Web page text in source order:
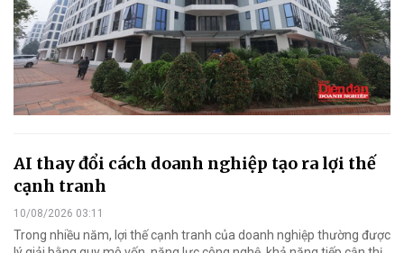
AI thay đổi cách doanh nghiệp tạo ra lợi thế
cạnh tranh
10/08/2026 03:11
Trong nhiều năm, lợi thế cạnh tranh của doanh nghiệp thường được